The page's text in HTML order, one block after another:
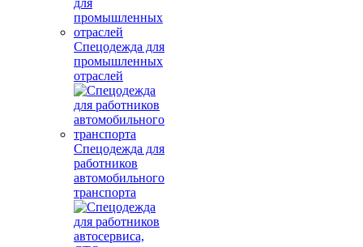
Спецодежда для
промышленных
отраслей
Спецодежда для
работников
автомобильного
транспорта